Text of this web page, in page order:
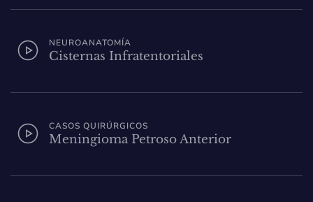
NEUROANATOMÍA
Cisternas Infratentoriales
CASOS QUIRÚRGICOS
Meningioma Petroso Anterior